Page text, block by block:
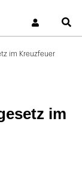
im Kreuzfeuer
im